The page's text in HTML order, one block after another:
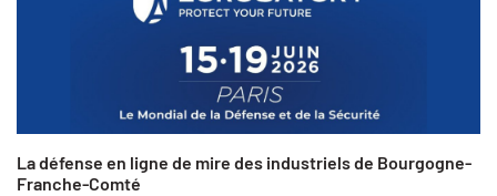
La défense en ligne de mire des industriels de Bourgogne-
Franche-Comté